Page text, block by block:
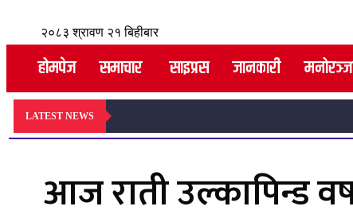
२०८३ श्रावण २१ बिहीबार
होमपेज समाचार साइप्रस जानकारी
LATEST NEWS
आज राती उल्कापिन्ड